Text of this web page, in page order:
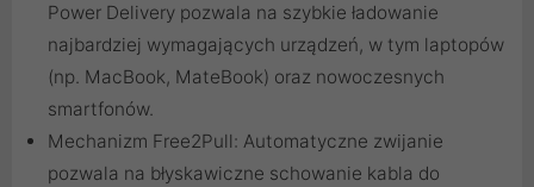
Power Delivery pozwala na szybkie ładowanie
najbardziej wymagających urządzeń, w tym laptopów
(np. MacBook, MateBook) oraz nowoczesnych
smartfonów.
Mechanizm Free2Pull: Automatyczne zwijanie
pozwala na błyskawiczne schowanie kabla do